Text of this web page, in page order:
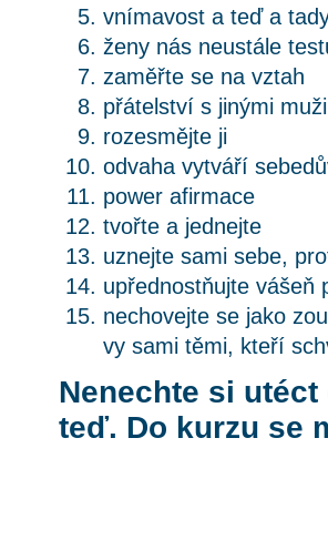
vnímavost a teď a
ženy nás neustále
zaměřte se na vztah
přátelství s jinými muži
rozesmějte ji
odvaha vytváří
power afirmace
tvořte a jednejte
uznejte sami sebe,
upřednostňujte vášeň
nechovejte se jako
vy sami těmi, kteří
Nenechte si
teď. Do kurzu se